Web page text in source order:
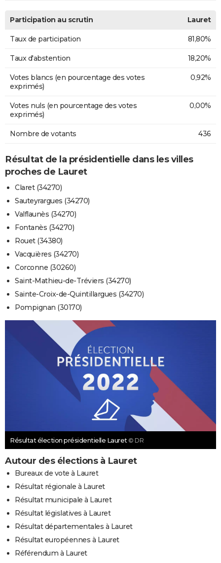
Participation au scrutin Lauret
Taux de participation 81,80%
Taux d'abstention 18,20%
Votes blancs (en pourcentage des votes
exprimés)
0,92%
Votes nuls (en pourcentage des votes
exprimés)
0,00%
Nombre de votants 436
Résultat de la présidentielle dans les villes
proches de Lauret
Claret (34270)
Sauteyrargues (34270)
Valflaunès (34270)
Fontanès (34270)
Rouet (34380)
Vacquières (34270)
Corconne (30260)
Saint-Mathieu-de-Tréviers (34270)
Sainte-Croix-de-Quintillargues (34270)
Pompignan (30170)
Résultat élection présidentielle Lauret © DR
Autour des élections à Lauret
Bureaux de vote à Lauret
Résultat régionale à Lauret
Résultat municipale à Lauret
Résultat législatives à Lauret
Résultat départementales à Lauret
Résultat européennes à Lauret
Référendum à Lauret